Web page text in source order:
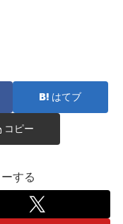
はてブ
コピー
する